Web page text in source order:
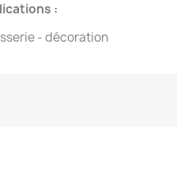
:
- décoration